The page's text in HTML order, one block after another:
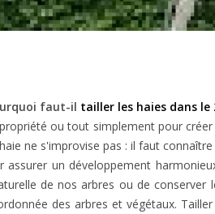
faut-il tailler les haies dans le
ou tout simplement pour
ne s'improvise pas : il faut
un développement
de nos arbres ou de
des arbres et végétaux.